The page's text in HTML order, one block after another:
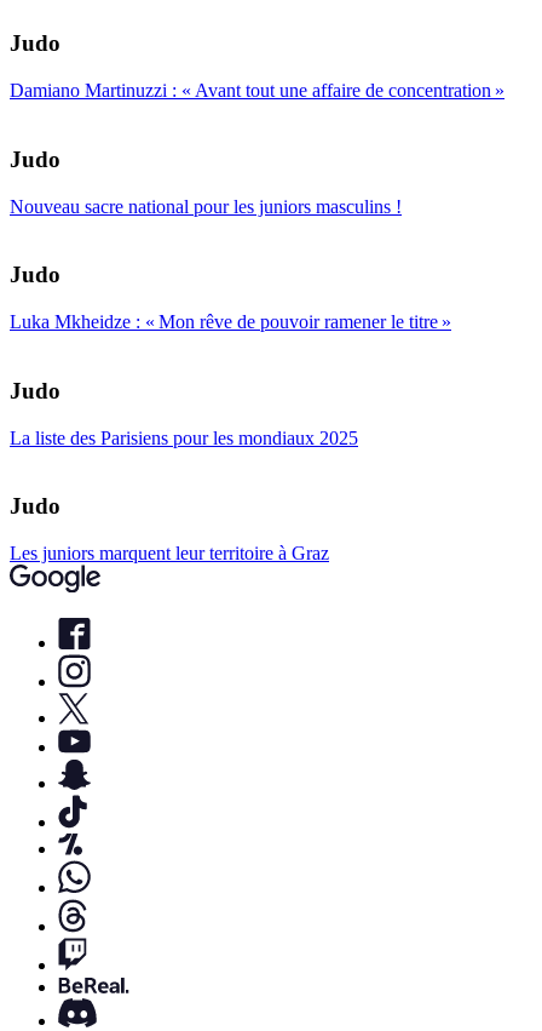
Judo
Damiano Martinuzzi : « Avant tout une affaire de concentration »
Judo
Nouveau sacre national pour les juniors masculins !
Judo
Luka Mkheidze : « Mon rêve de pouvoir ramener le titre »
Judo
La liste des Parisiens pour les mondiaux 2025
Judo
Les juniors marquent leur territoire à Graz